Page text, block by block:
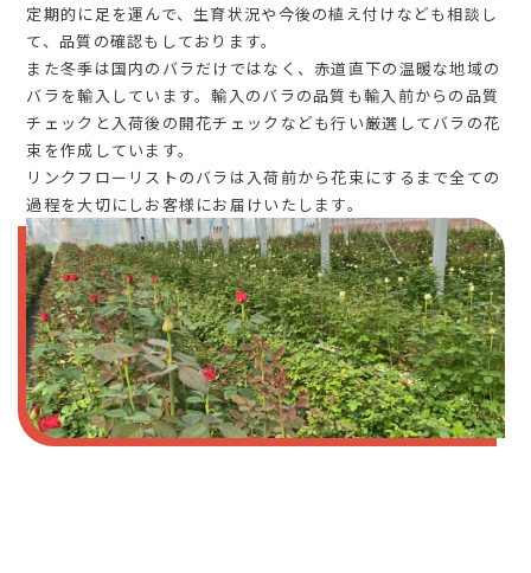
定期的に足を運んで、生育状況や今後の植え付けなども相談し
て、品質の確認もしております。
また冬季は国内のバラだけではなく、赤道直下の温暖な地域の
バラを輸入しています。輸入のバラの品質も輸入前からの品質
チェックと入荷後の開花チェックなども行い厳選してバラの花
束を作成しています。
リンクフローリストのバラは入荷前から花束にするまで全ての
過程を大切にしお客様にお届けいたします。